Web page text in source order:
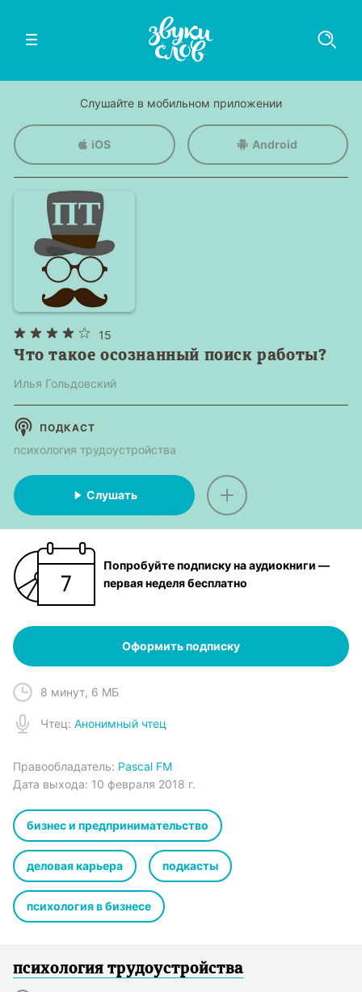
Слушайте в мобильном приложении
iOS Android
15
Что такое осознанный поиск работы?
Илья Гольдовский
ПОДКАСТ
психология трудоустройства
Слушать
Попробуйте подписку на аудиокниги —
первая неделя бесплатно
Оформить подписку
8 минут, 6 МБ
Чтец: Анонимный чтец
Правообладатель: Pascal FM
Дата выхода: 10 февраля 2018 г.
бизнес и предпринимательство
деловая карьера подкасты
психология в бизнесе
психология трудоустройства